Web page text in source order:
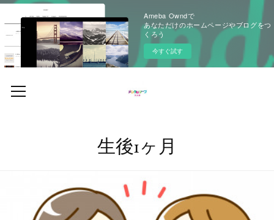
Ameba Owndで
あなただけのホームページやブログをつ
くろう
今すぐ試す
生後1ヶ月